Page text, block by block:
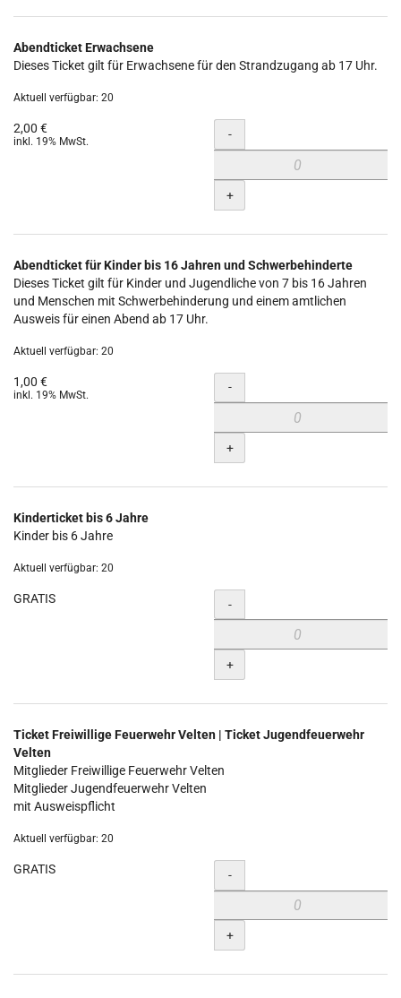
Abendticket Erwachsene
Dieses Ticket gilt für Erwachsene für den Strandzugang ab 17 Uhr.
Aktuell verfügbar: 20
2,00 €
inkl. 19% MwSt. Menge
-
+
Abendticket für Kinder bis 16 Jahren und Schwerbehinderte
Dieses Ticket gilt für Kinder und Jugendliche von 7 bis 16 Jahren
und Menschen mit Schwerbehinderung und einem amtlichen
Ausweis für einen Abend ab 17 Uhr.
Aktuell verfügbar: 20
1,00 €
inkl. 19% MwSt. Menge
-
+
Kinderticket bis 6 Jahre
Kinder bis 6 Jahre
Aktuell verfügbar: 20
GRATIS Menge
-
+
Ticket Freiwillige Feuerwehr Velten | Ticket Jugendfeuerwehr
Velten
Mitglieder Freiwillige Feuerwehr Velten
Mitglieder Jugendfeuerwehr Velten
mit Ausweispflicht
Aktuell verfügbar: 20
GRATIS Menge
-
+